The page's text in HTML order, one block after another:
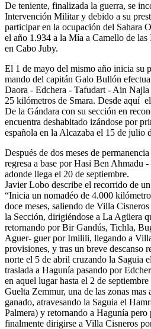
De teniente, finalizada la guerra, se
Intervención Militar y debido a su
participar en la ocupación del Sahara
el año 1.934 a la Mía a Camello de las
en Cabo Juby.
El 1 de mayo del mismo año inicia su
mando del capitán Galo Bullón
Daora - Edchera - Tafudart - Ain
25 kilómetros de Smara. Desde aquí
De la Gándara con su sección en
encuentra deshabitado izándose por
española en la Alcazaba el 15 de julio
Después de dos meses de
regresa a base por Hasi Ben Ahmadu
adonde llega el 20 de septiembre.
Javier Lobo describe el recorrido de
“Inicia un nomadéo de 4.000
doce meses, saliendo de Villa
la Sección, dirigiéndose a La Agüera
retornando por Bir Gandús, Tichla,
Aguer- guer por Imilili, llegando a
provisiones, y tras un breve descanso
norte el 5 de abril cruzando la Saguia
traslada a Hagunía pasando por
en aquel lugar hasta el 2 de
Guelta Zemmur, una de las zonas mas
ganado, atravesando la Saguia el
Palmera) y retornando a Hagunía pero
finalmente dirigirse a Villa Cisneros